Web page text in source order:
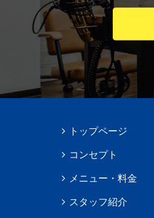
トップページ
コンセプト
メニュー・料金
スタッフ紹介